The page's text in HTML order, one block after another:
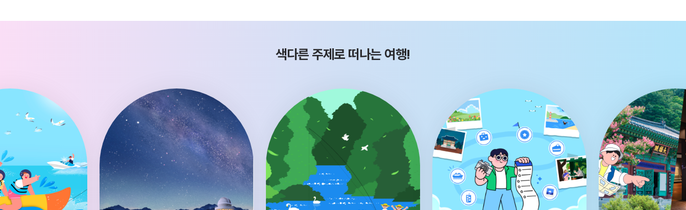
색다른 주제로 떠나는 여행!